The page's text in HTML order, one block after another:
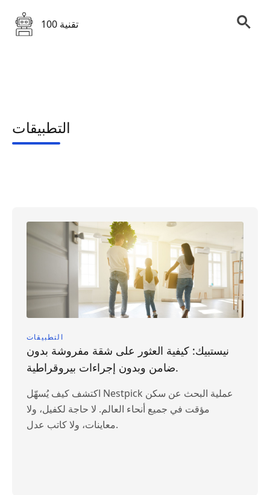
100 تقنية
التطبيقات
التطبيقات
نيستبيك: كيفية العثور على شقة مفروشة بدون
ضامن وبدون إجراءات بيروقراطية.
اكتشف كيف يُسهّل Nestpick عملية البحث عن سكن
مؤقت في جميع أنحاء العالم. لا حاجة لكفيل، ولا
معاينات، ولا كاتب عدل.